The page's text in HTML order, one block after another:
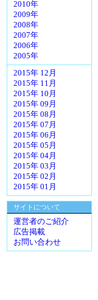
2010年
2009年
2008年
2007年
2006年
2005年
2015年 12月
2015年 11月
2015年 10月
2015年 09月
2015年 08月
2015年 07月
2015年 06月
2015年 05月
2015年 04月
2015年 03月
2015年 02月
2015年 01月
サイトについて
運営者のご紹介
広告掲載
お問い合わせ